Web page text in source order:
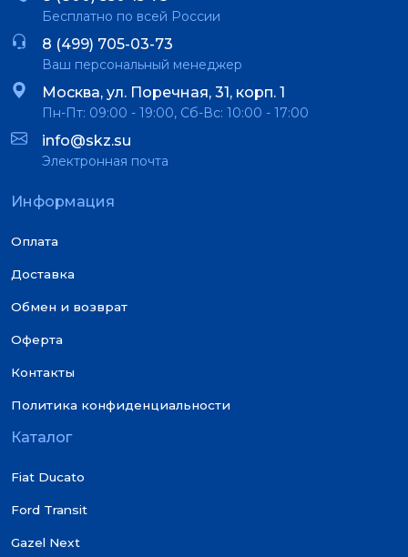
Бесплатно по всей России
8 (499) 705-03-73
Ваш персональный менеджер
Москва, ул. Поречная, 31, корп. 1
Пн-Пт: 09:00 - 19:00, Сб-Вс: 10:00 - 17:00
info@skz.su
Электронная почта
Информация
Оплата
Доставка
Обмен и возврат
Оферта
Контакты
Политика конфиденциальности
Каталог
Fiat Ducato
Ford Transit
Gazel Next